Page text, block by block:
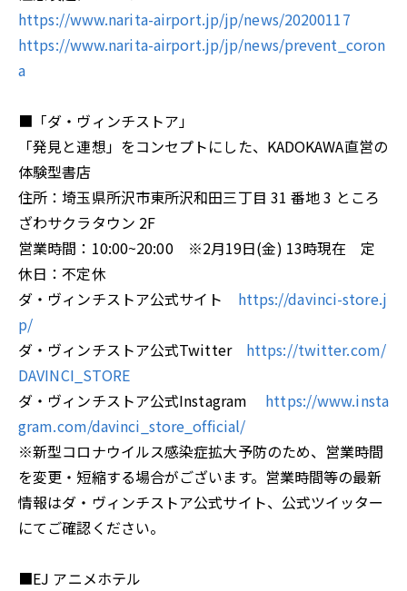
https://www.narita-airport.jp/jp/news/20200117
https://www.narita-airport.jp/jp/news/prevent_coron
a
■「ダ・ヴィンチストア」
「発見と連想」をコンセプトにした、KADOKAWA直営の
体験型書店
住所：埼玉県所沢市東所沢和田三丁目 31 番地 3 ところ
ざわサクラタウン 2F
営業時間：10:00~20:00 ※2月19日(金) 13時現在 定
休日：不定休
ダ・ヴィンチストア公式サイト https://davinci-store.j
p/
ダ・ヴィンチストア公式Twitter https://twitter.com/
DAVINCI_STORE
ダ・ヴィンチストア公式Instagram https://www.insta
gram.com/davinci_store_official/
※新型コロナウイルス感染症拡大予防のため、営業時間
を変更・短縮する場合がございます。営業時間等の最新
情報はダ・ヴィンチストア公式サイト、公式ツイッター
にてご確認ください。
■EJ アニメホテル